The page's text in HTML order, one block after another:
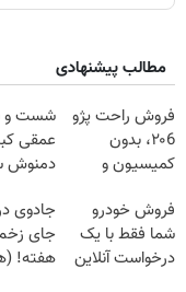
مطالب پیشنهادی
فروش راحت پژو
۲۰6، بدون
کمیسیون و
شست و
عمقی
دمنوش
فروش خودرو
شما فقط با یک
درخواست آنلاین
جادوی
جای
هفته!